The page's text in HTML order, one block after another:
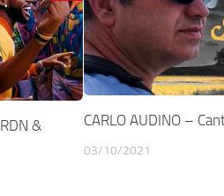
&
CARLO AUDINO –
03/10/2021